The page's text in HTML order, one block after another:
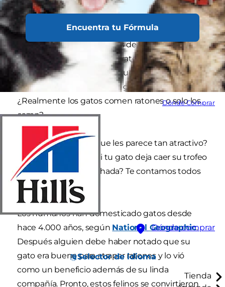
Encuentra tu Fórmula
Dónde Comprar
Dónde comprar
Selector de idioma
Tienda
Una rivalidad de hace miles de años, la lucha de
poder entre los gatos y los ratones no parece
acabar. Muchos dueños siguen recibiendo
ratones como regalo de su gato doméstico.
¿Realmente los gatos comen ratones o solo los
cazan?
Además, ¿Qué es lo que les parece tan atractivo?
y ¿Qué debes hacer si tu gato deja caer su trofeo
de roedor en tu almohada? Te contamos todos
los detalles aquí.
Los humanos han domesticado gatos desde
hace 4.000 años, según National Geographic.
Después alguien debe haber notado que su
gato era bueno para atrapar ratones y lo vió
como un beneficio además de su linda
compañía. Pronto, estos felinos se convirtieron